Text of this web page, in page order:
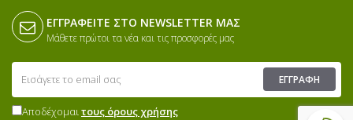
ΕΓΓΡΑΦΕΊΤΕ ΣΤΟ NEWSLETTER ΜΑΣ
Μάθετε πρώτοι τα νέα και τις προσφορές μας
ΕΓΓΡΑΦΉ
Αποδέχομαιτους όρους χρήσης